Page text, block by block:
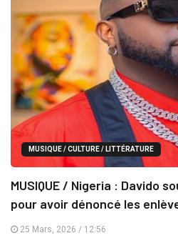
MUSIQUE / CULTURE / LITTÉRATURE
MUSIQUE / Nigeria : Davido
pour avoir dénoncé les
25 Mars, 2026 / 12:56